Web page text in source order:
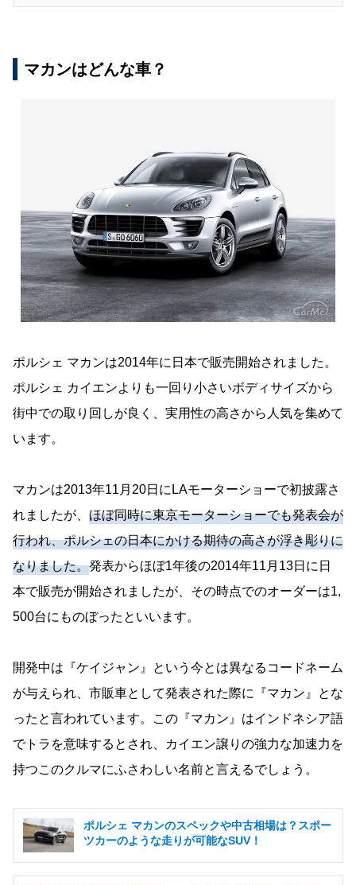
マカンはどんな車？
ポルシェ マカンは2014年に日本で販売開始されました。
ポルシェ カイエンよりも一回り小さいボディサイズから
街中での取り回しが良く、実用性の高さから人気を集めて
います。
マカンは2013年11月20日にLAモーターショーで初披露さ
れましたが、 ほぼ同時に東京モーターショーでも発表会が
行われ、ポルシェの日本にかける期待の高さが浮き彫りに
なりました。発表からほぼ1年後の2014年11月13日に日
本で販売が開始されましたが、その時点でのオーダーは1,
500台にものぼったといいます。
開発中は『ケイジャン』という今とは異なるコードネーム
が与えられ、市販車として発表された際に『マカン』とな
ったと言われています。この『マカン』はインドネシア語
でトラを意味するとされ、カイエン譲りの強力な加速力を
持つこのクルマにふさわしい名前と言えるでしょう。
ポルシェ マカンのスペックや中古相場は？スポー
ツカーのような走りが可能なSUV！